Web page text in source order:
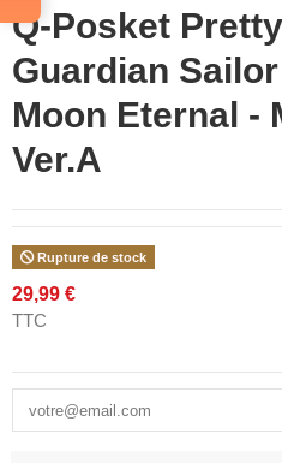
Q-Posket Pretty
Guardian Sailor
Moon Eternal -
Ver.A
Rupture de stock
29,99 €
TTC